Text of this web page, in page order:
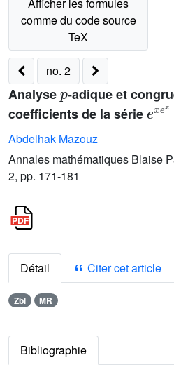
no. 2
Analyse
p
-adique et
coefficients de la série
exe
Abdelhak Mazouz
Annales mathématiques Blaise
2, pp. 171-181
Détail Citer cet article
Zbl MR
Bibliographie